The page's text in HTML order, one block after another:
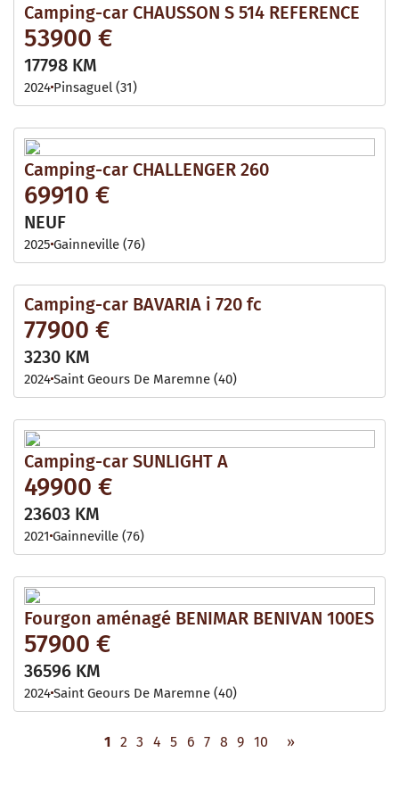
Camping-car CHAUSSON S 514 REFERENCE
53900 €
17798 KM
2024 Pinsaguel (31)
Camping-car CHALLENGER 260
69910 €
NEUF
2025 Gainneville (76)
Camping-car BAVARIA i 720 fc
77900 €
3230 KM
2024Saint Geours De Maremne (40)
Camping-car SUNLIGHT A
49900 €
23603 KM
2021 Gainneville (76)
Fourgon aménagé BENIMAR BENIVAN 100ES
57900 €
36596 KM
2024Saint Geours De Maremne (40)
1 2 3 4 5 6 7 8 9 10 »